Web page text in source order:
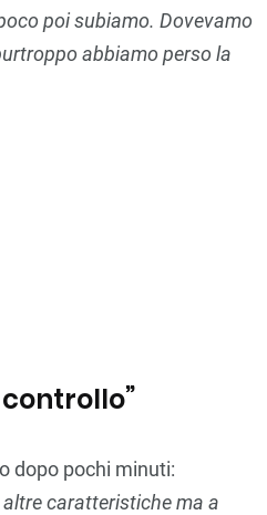
poi subiamo. Dovevamo
abbiamo perso la
dopo pochi minuti:
altre caratteristiche ma a